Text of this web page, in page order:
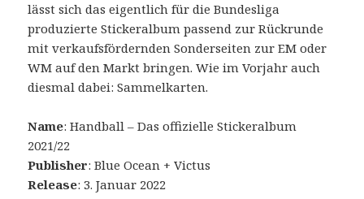
lässt sich das eigentlich für die Bundesliga
produzierte Stickeralbum passend zur Rückrunde
mit verkaufsfördernden Sonderseiten zur EM oder
WM auf den Markt bringen. Wie im Vorjahr auch
diesmal dabei: Sammelkarten.
Name: Handball – Das offizielle Stickeralbum
2021/22
Publisher: Blue Ocean + Victus
Release: 3. Januar 2022